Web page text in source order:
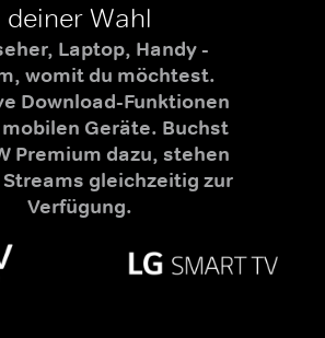
deiner Wahl
Laptop, Handy -
womit du möchtest.
Download-Funktionen
Geräte. Buchst
Premium dazu, stehen
Streams gleichzeitig zur
Verfügung.